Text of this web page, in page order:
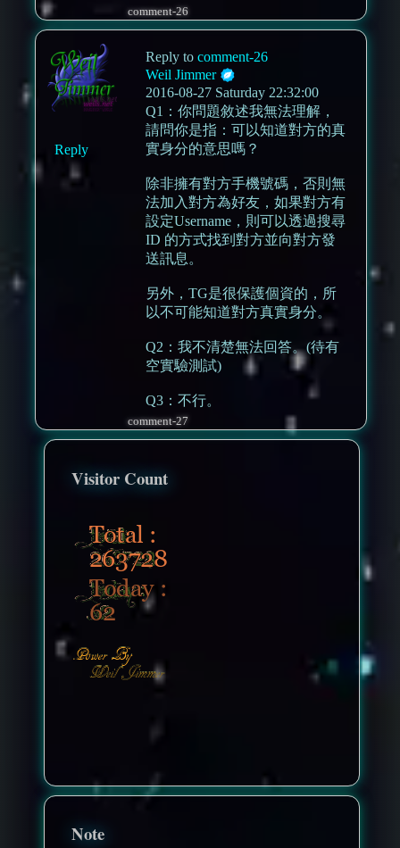
comment-26
Reply
Reply tocomment-26
Weil Jimmer
2016-08-27 Saturday 22:32:00
Q1：你問題敘述我無法理解，
請問你是指：可以知道對方的真
實身分的意思嗎？
除非擁有對方手機號碼，否則無
法加入對方為好友，如果對方有
設定Username，則可以透過搜尋
ID 的方式找到對方並向對方發
送訊息。
另外，TG是很保護個資的，所
以不可能知道對方真實身分。
Q2：我不清楚無法回答。(待有
空實驗測試)
Q3：不行。
comment-27
Visitor Count
Note